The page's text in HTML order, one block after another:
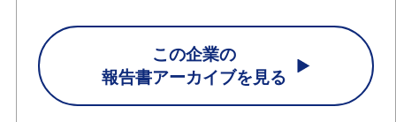
この企業の
報告書アーカイブを見る